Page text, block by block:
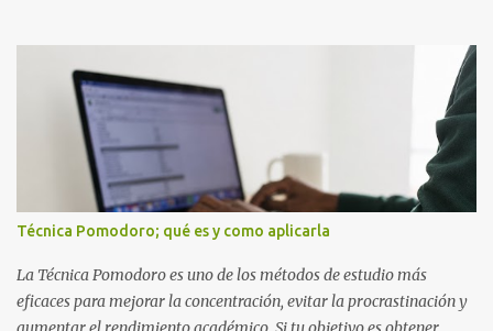
compartir el enlace de este artículo para que así como a ti también
ellos se puedan guiar con esta explicación. Los datos esenciales
para una portada para presentar un trabajo escrito a mano o
impreso son los siguientes y en este orden: Nombre de la escuela o
del instituto (Es muy importante este dato) Título del trabajo
(Puede ser: Ensayo sobre la lectura, o Informe de computación)
Nombre completo del alumno que va a presentar dicho trabajo
escrito La clase, materia ó asignatura Grupo Nombre del maestro
o catedrático Ciudad y fecha...
Técnica Pomodoro; qué es y como aplicarla
La Técnica Pomodoro es uno de los métodos de estudio más
eficaces para mejorar la concentración, evitar la procrastinación y